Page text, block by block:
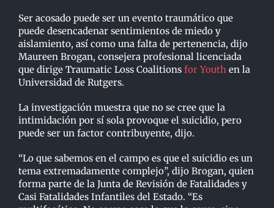
Ser acosado puede ser un evento traumático que
puede desencadenar sentimientos de miedo y
aislamiento, así como una falta de pertenencia, dijo
Maureen Brogan, consejera profesional licenciada
que dirige Traumatic Loss Coalitions for Youthen la
Universidad de Rutgers.
La investigación muestra que no se cree que la
intimidación por sí sola provoque el suicidio, pero
puede ser un factor contribuyente, dijo.
“Lo que sabemos en el campo es que el suicidio es un
tema extremadamente complejo”, dijo Brogan, quien
forma parte de la Junta de Revisión de Fatalidades y
Casi Fatalidades Infantiles del Estado. “Es